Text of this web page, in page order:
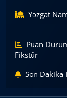
Yozgat
Puan
Fikstür
Son Dakika